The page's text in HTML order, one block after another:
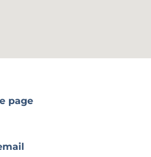
page